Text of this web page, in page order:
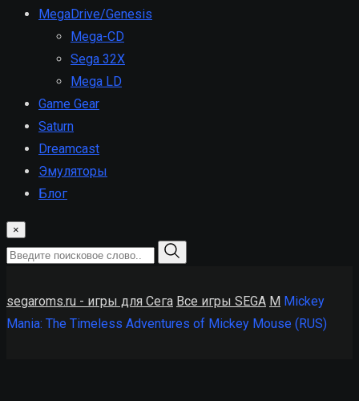
MegaDrive/Genesis
Mega-CD
Sega 32X
Mega LD
Game Gear
Saturn
Dreamcast
Эмуляторы
Блог
×
segaroms.ru - игры для Сега Все игры SEGA M Mickey
Mania: The Timeless Adventures of Mickey Mouse (RUS)